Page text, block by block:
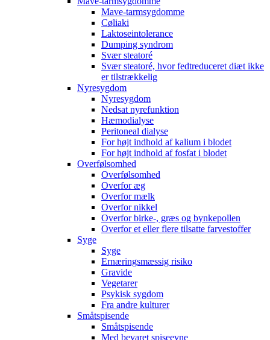
Mave-tarmsygdomme
Cøliaki
Laktoseintolerance
Dumping syndrom
Svær steatoré
Svær steatoré, hvor fedtreduceret diæt ikke
er tilstrækkelig
Nyresygdom
Nyresygdom
Nedsat nyrefunktion
Hæmodialyse
Peritoneal dialyse
For højt indhold af kalium i blodet
For højt indhold af fosfat i blodet
Overfølsomhed
Overfølsomhed
Overfor æg
Overfor mælk
Overfor nikkel
Overfor birke-, græs og bynkepollen
Overfor et eller flere tilsatte farvestoffer
Syge
Syge
Ernæringsmæssig risiko
Gravide
Vegetarer
Psykisk sygdom
Fra andre kulturer
Småtspisende
Småtspisende
Med bevaret spiseevne